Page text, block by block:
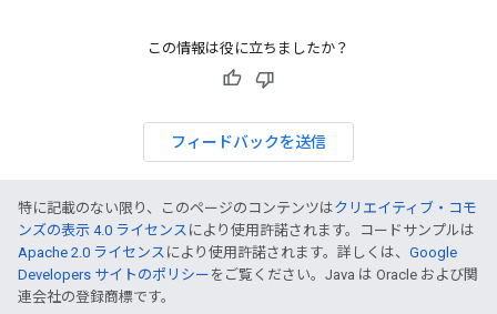
この情報は役に立ちましたか？
フィードバックを送信
特に記載のない限り、このページのコンテンツはクリエイティブ・コモ
ンズの表示 4.0 ライセンス により使用許諾されます。コードサンプルは
Apache 2.0 ライセンス により使用許諾されます。詳しくは、 Google
Developers サイトのポリシー をご覧ください。Java は Oracle および関
連会社の登録商標です。